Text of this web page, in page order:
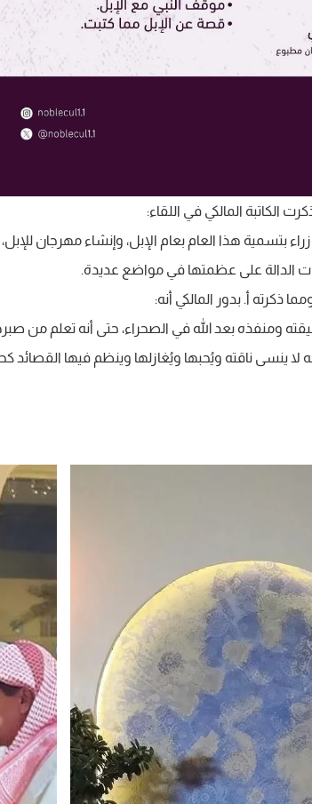
الكاتبة المالكي في اللقاء:
بتسمية هذا العام بعام الإبل، وإنشاء مهرجان
الدالة على عظمتها في مواضع عديدة.
ذكرته أ. بدور المالكي أنه:
ومنفذه بعد الله في الصحراء، حتى أنه تعلم من
ينسى ناقته ويُحبها ويُغازلها وينظم فيها القصائد